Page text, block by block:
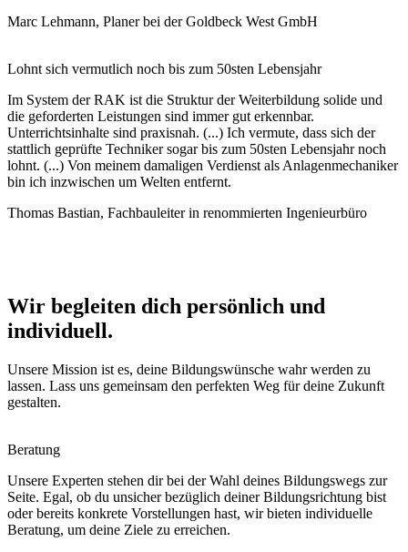
Marc Lehmann, Planer bei der Goldbeck West GmbH
Lohnt sich vermutlich noch bis zum 50sten Lebensjahr
Im System der RAK ist die Struktur der Weiterbildung solide und
die geforderten Leistungen sind immer gut erkennbar.
Unterrichtsinhalte sind praxisnah. (...) Ich vermute, dass sich der
stattlich geprüfte Techniker sogar bis zum 50sten Lebensjahr noch
lohnt. (...) Von meinem damaligen Verdienst als Anlagenmechaniker
bin ich inzwischen um Welten entfernt.
Thomas Bastian, Fachbauleiter in renommierten Ingenieurbüro
Wir begleiten dich persönlich und
individuell.
Unsere Mission ist es, deine Bildungswünsche wahr werden zu
lassen. Lass uns gemeinsam den perfekten Weg für deine Zukunft
gestalten.
Beratung
Unsere Experten stehen dir bei der Wahl deines Bildungswegs zur
Seite. Egal, ob du unsicher bezüglich deiner Bildungsrichtung bist
oder bereits konkrete Vorstellungen hast, wir bieten individuelle
Beratung, um deine Ziele zu erreichen.